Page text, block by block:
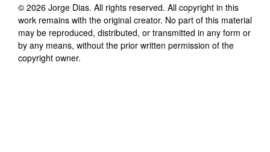
© 2026 Jorge Dias. All rights reserved. All copyright in this
work remains with the original creator. No part of this material
may be reproduced, distributed, or transmitted in any form or
by any means, without the prior written permission of the
copyright owner.